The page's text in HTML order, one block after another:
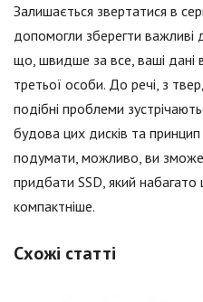
Залишається звертатися в
допомогли зберегти важливі
що, швидше за все, ваші дані
третьої особи. До речі, з
подібні проблеми
будова цих дисків та
подумати, можливо, ви
придбати SSD, який набагато
компактніше.
Схожі статті